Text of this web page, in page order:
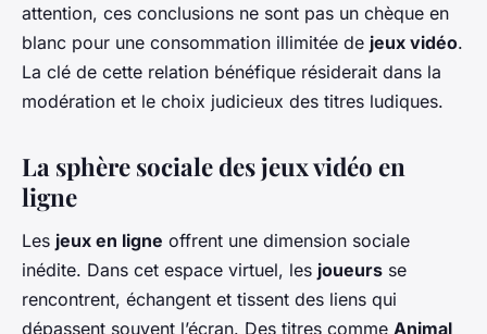
attention, ces conclusions ne sont pas un chèque en
blanc pour une consommation illimitée de jeux vidéo.
La clé de cette relation bénéfique résiderait dans la
modération et le choix judicieux des titres ludiques.
La sphère sociale des jeux vidéo en
ligne
Les jeux en ligne offrent une dimension sociale
inédite. Dans cet espace virtuel, les joueurs se
rencontrent, échangent et tissent des liens qui
dépassent souvent l’écran. Des titres comme Animal